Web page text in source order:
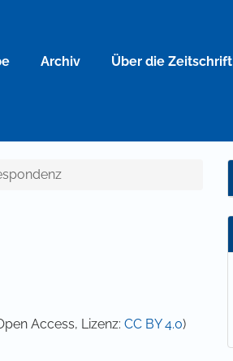
Archiv Über die Zeitschrift
Access, Lizenz:CC BY 4.0)